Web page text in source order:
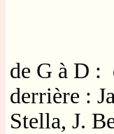
de G à D :
derrière :
Stella, J.